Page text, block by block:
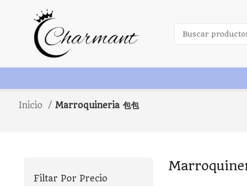
Inicio Marroquineria 包包
Filtar Por Precio